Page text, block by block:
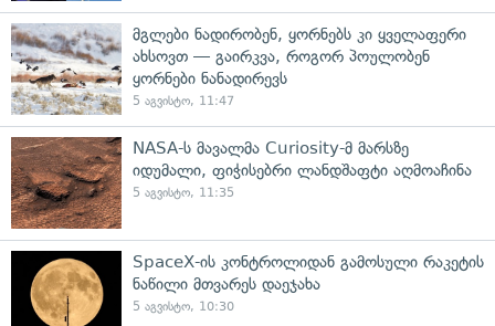
მგლები ნადირობენ, ყორნებს კი ყველაფერი
ახსოვთ — გაირკვა, როგორ პოულობენ
ყორნები ნანადირევს
5 აგვისტო, 11:47
NASA-ს მავალმა Curiosity-მ მარსზე
იდუმალი, ფიჭისებრი ლანდშაფტი აღმოაჩინა
5 აგვისტო, 11:35
SpaceX-ის კონტროლიდან გამოსული რაკეტის
ნაწილი მთვარეს დაეჯახა
5 აგვისტო, 10:30